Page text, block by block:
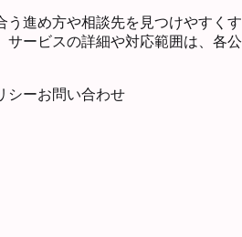
う進め方や相談先を見つけやすくす
サービスの詳細や対応範囲は、各公
シーお問い合わせ